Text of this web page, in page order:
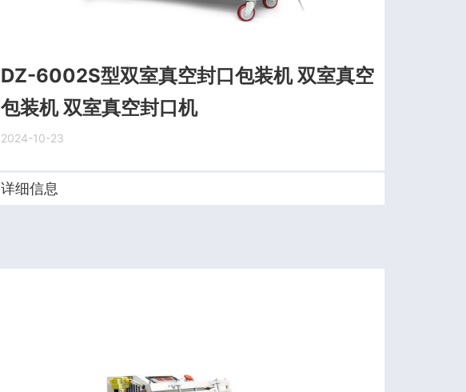
DZ-6002S型双室真空封口包装机 双室真空
包装机 双室真空封口机
2024-10-23
详细信息